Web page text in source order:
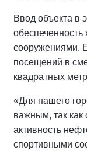
Ввод объекта в
сооружениями.
посещений в
квадратных
«Для нашего
важным, так как
активность
спортивными